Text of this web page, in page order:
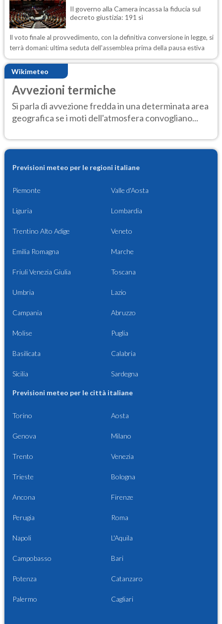
Il governo alla Camera incassa la fiducia sul
decreto giustizia: 191 sì
Il voto finale al provvedimento, con la definitiva conversione in legge, si
terrà domani: ultima seduta dell'assemblea prima della pausa estiva
Wikimeteo
Avvezioni termiche
Si parla di avvezione fredda in una determinata area
geografica se i moti dell'atmosfera convogliano...
Previsioni meteo per le regioni italiane
Piemonte Valle d'Aosta
Liguria Lombardia
Trentino Alto Adige Veneto
Emilia Romagna Marche
Friuli Venezia Giulia Toscana
Umbria Lazio
Campania Abruzzo
Molise Puglia
Basilicata Calabria
Sicilia Sardegna
Previsioni meteo per le città italiane
Torino Aosta
Genova Milano
Trento Venezia
Trieste Bologna
Ancona Firenze
Perugia Roma
Napoli L'Aquila
Campobasso Bari
Potenza Catanzaro
Palermo Cagliari